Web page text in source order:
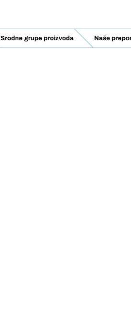
Srodne grupe proizvoda Naše